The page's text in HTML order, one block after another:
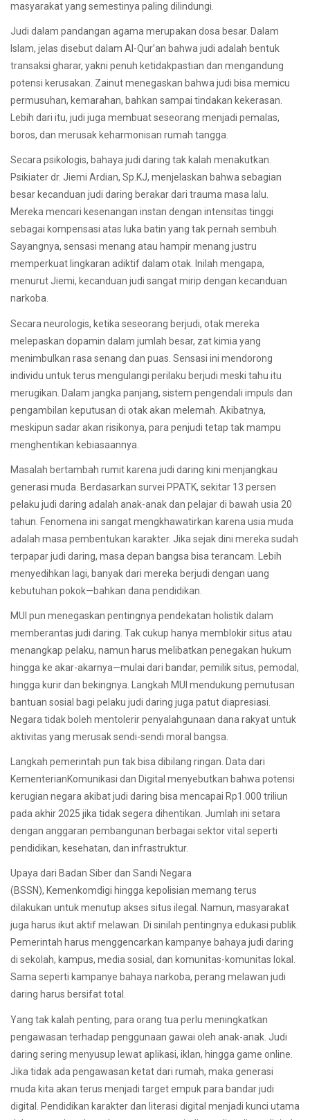
masyarakat yang semestinya paling dilindungi.
Judi dalam pandangan agama merupakan dosa besar. Dalam
Islam, jelas disebut dalam Al-Qur’an bahwa judi adalah bentuk
transaksi gharar, yakni penuh ketidakpastian dan mengandung
potensi kerusakan. Zainut menegaskan bahwa judi bisa memicu
permusuhan, kemarahan, bahkan sampai tindakan kekerasan.
Lebih dari itu, judi juga membuat seseorang menjadi pemalas,
boros, dan merusak keharmonisan rumah tangga.
Secara psikologis, bahaya judi daring tak kalah menakutkan.
Psikiater dr. Jiemi Ardian, Sp.KJ, menjelaskan bahwa sebagian
besar kecanduan judi daring berakar dari trauma masa lalu.
Mereka mencari kesenangan instan dengan intensitas tinggi
sebagai kompensasi atas luka batin yang tak pernah sembuh.
Sayangnya, sensasi menang atau hampir menang justru
memperkuat lingkaran adiktif dalam otak. Inilah mengapa,
menurut Jiemi, kecanduan judi sangat mirip dengan kecanduan
narkoba.
Secara neurologis, ketika seseorang berjudi, otak mereka
melepaskan dopamin dalam jumlah besar, zat kimia yang
menimbulkan rasa senang dan puas. Sensasi ini mendorong
individu untuk terus mengulangi perilaku berjudi meski tahu itu
merugikan. Dalam jangka panjang, sistem pengendali impuls dan
pengambilan keputusan di otak akan melemah. Akibatnya,
meskipun sadar akan risikonya, para penjudi tetap tak mampu
menghentikan kebiasaannya.
Masalah bertambah rumit karena judi daring kini menjangkau
generasi muda. Berdasarkan survei PPATK, sekitar 13 persen
pelaku judi daring adalah anak-anak dan pelajar di bawah usia 20
tahun. Fenomena ini sangat mengkhawatirkan karena usia muda
adalah masa pembentukan karakter. Jika sejak dini mereka sudah
terpapar judi daring, masa depan bangsa bisa terancam. Lebih
menyedihkan lagi, banyak dari mereka berjudi dengan uang
kebutuhan pokok—bahkan dana pendidikan.
MUI pun menegaskan pentingnya pendekatan holistik dalam
memberantas judi daring. Tak cukup hanya memblokir situs atau
menangkap pelaku, namun harus melibatkan penegakan hukum
hingga ke akar-akarnya—mulai dari bandar, pemilik situs, pemodal,
hingga kurir dan bekingnya. Langkah MUI mendukung pemutusan
bantuan sosial bagi pelaku judi daring juga patut diapresiasi.
Negara tidak boleh mentolerir penyalahgunaan dana rakyat untuk
aktivitas yang merusak sendi-sendi moral bangsa.
Langkah pemerintah pun tak bisa dibilang ringan. Data dari
KementerianKomunikasi dan Digital menyebutkan bahwa potensi
kerugian negara akibat judi daring bisa mencapai Rp1.000 triliun
pada akhir 2025 jika tidak segera dihentikan. Jumlah ini setara
dengan anggaran pembangunan berbagai sektor vital seperti
pendidikan, kesehatan, dan infrastruktur.
Upaya dari Badan Siber dan Sandi Negara
(BSSN), Kemenkomdigi hingga kepolisian memang terus
dilakukan untuk menutup akses situs ilegal. Namun, masyarakat
juga harus ikut aktif melawan. Di sinilah pentingnya edukasi publik.
Pemerintah harus menggencarkan kampanye bahaya judi daring
di sekolah, kampus, media sosial, dan komunitas-komunitas lokal.
Sama seperti kampanye bahaya narkoba, perang melawan judi
daring harus bersifat total.
Yang tak kalah penting, para orang tua perlu meningkatkan
pengawasan terhadap penggunaan gawai oleh anak-anak. Judi
daring sering menyusup lewat aplikasi, iklan, hingga game online.
Jika tidak ada pengawasan ketat dari rumah, maka generasi
muda kita akan terus menjadi target empuk para bandar judi
digital. Pendidikan karakter dan literasi digital menjadi kunci utama